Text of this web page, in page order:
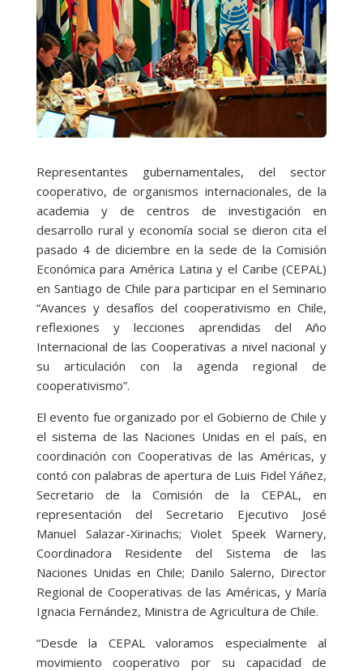
Representantes gubernamentales, del sector
cooperativo, de organismos internacionales, de la
academia y de centros de investigación en
desarrollo rural y economía social se dieron cita el
pasado 4 de diciembre en la sede de la Comisión
Económica para América Latina y el Caribe (CEPAL)
en Santiago de Chile para participar en el Seminario
“Avances y desafíos del cooperativismo en Chile,
reflexiones y lecciones aprendidas del Año
Internacional de las Cooperativas a nivel nacional y
su articulación con la agenda regional de
cooperativismo”.
El evento fue organizado por el Gobierno de Chile y
el sistema de las Naciones Unidas en el país, en
coordinación con Cooperativas de las Américas, y
contó con palabras de apertura de Luis Fidel Yáñez,
Secretario de la Comisión de la CEPAL, en
representación del Secretario Ejecutivo José
Manuel Salazar-Xirinachs; Violet Speek Warnery,
Coordinadora Residente del Sistema de las
Naciones Unidas en Chile; Danilo Salerno, Director
Regional de Cooperativas de las Américas, y María
Ignacia Fernández, Ministra de Agricultura de Chile.
“Desde la CEPAL valoramos especialmente al
movimiento cooperativo por su capacidad de